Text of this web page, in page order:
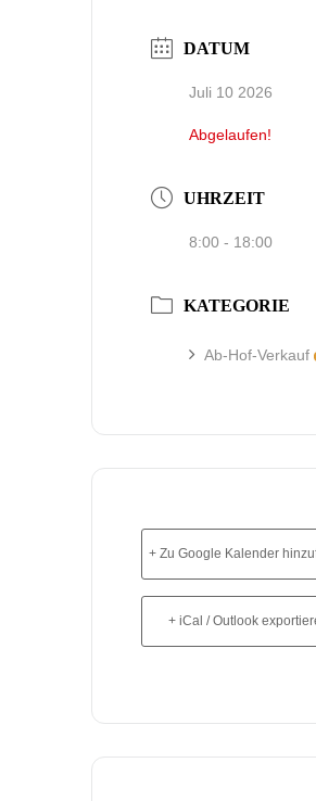
DATUM
Juli 10 2026
Abgelaufen!
UHRZEIT
8:00 - 18:00
KATEGORIE
Ab-Hof-Verkauf
+ Zu Google Kalender
+ iCal / Outlook